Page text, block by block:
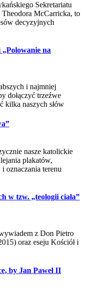
Sekretariatu
Theodora McCarricka, to
decyzyjnych
na
i najmniej
dołączyć trzeźwe
kilka naszych słów
nasze katolickie
plakatów,
oznaczania terenu
w tzw. „teologii ciała”
z Don Pietro
oraz eseju Kościół i
by Jan Paweł II